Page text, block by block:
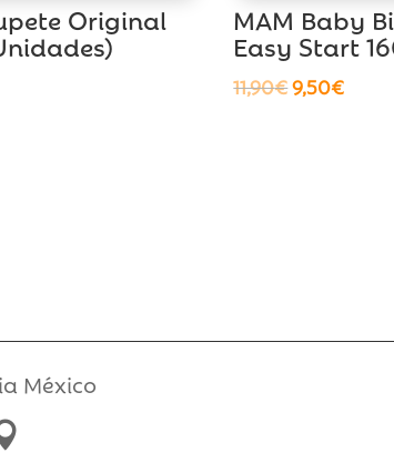
Original MAM Baby
Easy Start
11,90€El
9,50€El
México